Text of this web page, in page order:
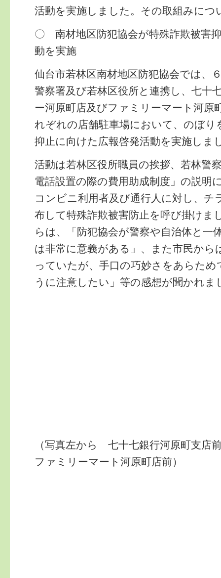
活動を実施しました。その取組みにつ
〇 南材地区防犯協会が特殊詐欺被害
動を実施
仙台市若林区南材地区防犯協会では、
警察署及び若林区役所と連携し、七十
ー河原町店及びファミリーマート河原
れぞれの店舗駐車場において、のぼり
抑止に向けた広報啓発活動を実施しま
活動は若林区役所職員の挨拶、若林警
電話設置の際の費用助成制度」の説明
コンビニ利用者及び通行人に対し、チ
布して特殊詐欺被害防止を呼び掛けま
らは、「防犯協会が警察や自治体と一
は非常に意義がある」、また市民から
っていたが、手口の巧妙さをあらた
うに注意したい」等の感想が聞かれま
（写真左から 七十七銀行河原町支店
ファミリーマート河原町店前）